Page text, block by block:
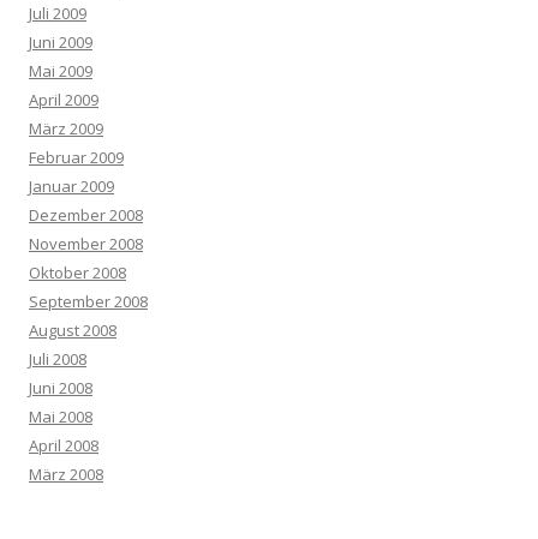
Juli 2009
Juni 2009
Mai 2009
April 2009
März 2009
Februar 2009
Januar 2009
Dezember 2008
November 2008
Oktober 2008
September 2008
August 2008
Juli 2008
Juni 2008
Mai 2008
April 2008
März 2008